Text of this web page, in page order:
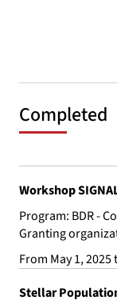
Completed
Workshop
Program: BDR -
Granting
From May 1,
Stellar